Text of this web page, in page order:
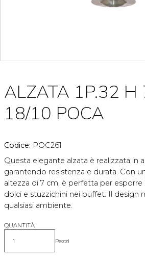
ALZATA 1P.32 H
18/10 POCA
Codice: POC261
Questa elegante alzata è realizzata in
garantendo resistenza e durata. Con
altezza di 7 cm, è perfetta per
dolci e stuzzichini nei buffet. Il design
qualsiasi ambiente.
QUANTITÀ
Quantità Pezzi